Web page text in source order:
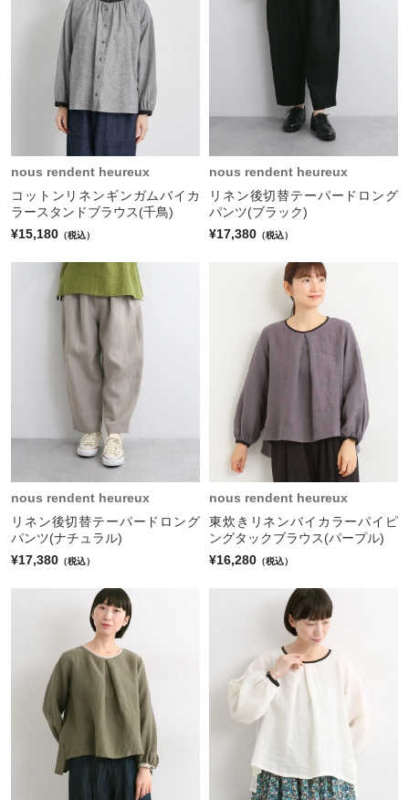
nous rendent heureux
コットンリネンギンガムバイカ
ラースタンドブラウス(千鳥)
¥15,180 （税込）
nous rendent heureux
リネン後切替テーパードロング
パンツ(ブラック)
¥17,380 （税込）
nous rendent heureux
リネン後切替テーパードロング
パンツ(ナチュラル)
¥17,380 （税込）
nous rendent heureux
東炊きリネンバイカラーパイピ
ングタックブラウス(パープル)
¥16,280 （税込）